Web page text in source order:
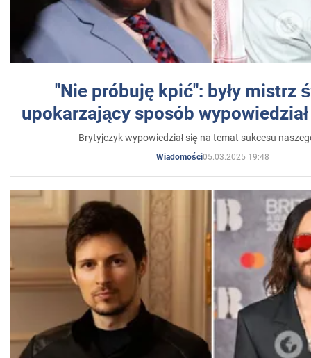
"Nie próbuję kpić": były mistrz
upokarzający sposób
Brytyjczyk wypowiedział się na temat sukcesu
Wiadomości05.03.2025 19:48